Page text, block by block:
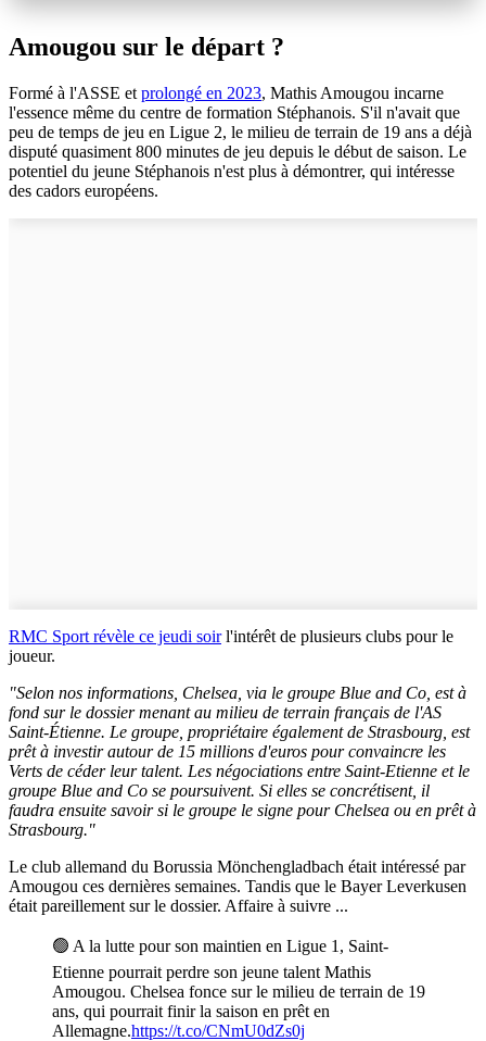
Amougou sur le départ ?
Formé à l'ASSE et prolongé en 2023, Mathis Amougou incarne
l'essence même du centre de formation Stéphanois. S'il n'avait que
peu de temps de jeu en Ligue 2, le milieu de terrain de 19 ans a déjà
disputé quasiment 800 minutes de jeu depuis le début de saison. Le
potentiel du jeune Stéphanois n'est plus à démontrer, qui intéresse
des cadors européens.
RMC Sport révèle ce jeudi soirl'intérêt de plusieurs clubs pour le
joueur.
"Selon nos informations, Chelsea, via le groupe Blue and Co, est à
fond sur le dossier menant au milieu de terrain français de l'AS
Saint-Étienne. Le groupe, propriétaire également de Strasbourg, est
prêt à investir autour de 15 millions d'euros pour convaincre les
Verts de céder leur talent. Les négociations entre Saint-Etienne et le
groupe Blue and Co se poursuivent. Si elles se concrétisent, il
faudra ensuite savoir si le groupe le signe pour Chelsea ou en prêt à
Strasbourg."
Le club allemand du Borussia Mönchengladbach était intéressé par
Amougou ces dernières semaines. Tandis que le Bayer Leverkusen
était pareillement sur le dossier. Affaire à suivre ...
🟢 A la lutte pour son maintien en Ligue 1, Saint-
Etienne pourrait perdre son jeune talent Mathis
Amougou. Chelsea fonce sur le milieu de terrain de 19
ans, qui pourrait finir la saison en prêt en
Allemagne.https://t.co/CNmU0dZs0j